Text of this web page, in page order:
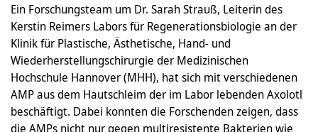
Ein Forschungsteam um Dr. Sarah Strauß, Leiterin des
Kerstin Reimers Labors für Regenerationsbiologie an der
Klinik für Plastische, Ästhetische, Hand- und
Wiederherstellungschirurgie der Medizinischen
Hochschule Hannover (MHH), hat sich mit verschiedenen
AMP aus dem Hautschleim der im Labor lebenden Axolotl
beschäftigt. Dabei konnten die Forschenden zeigen, dass
die AMPs nicht nur gegen multiresistente Bakterien wie